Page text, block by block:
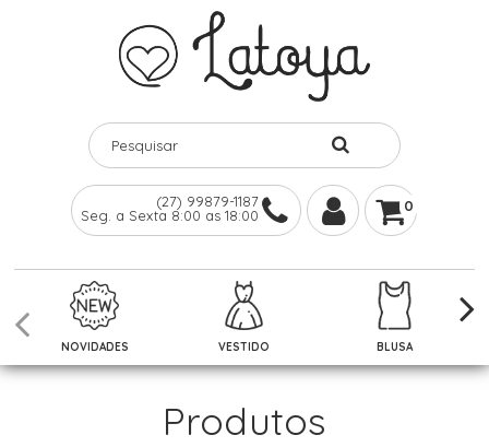
(27) 99879-1187
Seg. a Sexta 8:00 as 18:00
0
NOVIDADES VESTIDO BLUSA
Produtos